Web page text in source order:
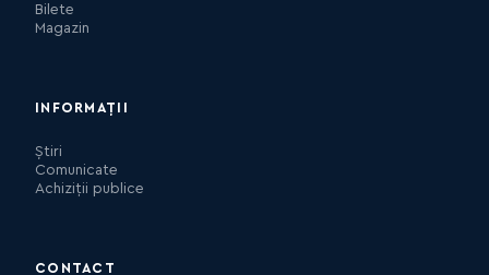
Bilete
Magazin
INFORMAȚII
Știri
Comunicate
Achiziții publice
CONTACT